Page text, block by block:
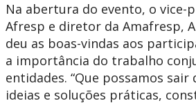
Na abertura do evento, o vice-
Afresp e diretor da Amafresp,
deu as boas-vindas aos
a importância do trabalho
entidades. “Que possamos sair
ideias e soluções práticas,